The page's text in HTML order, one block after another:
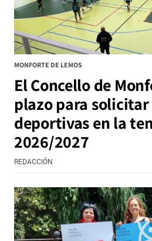
MONFORTE DE LEMOS
El Concello de
plazo para
deportivas en la
2026/2027
REDACCIÓN